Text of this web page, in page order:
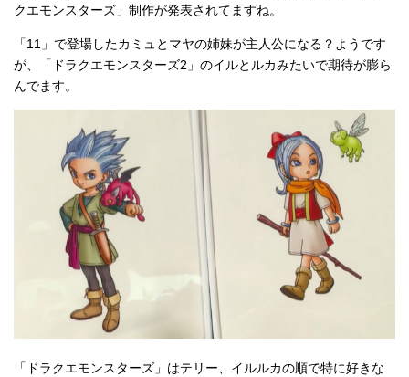
クエモンスターズ」制作が発表されてますね。
「11」で登場したカミュとマヤの姉妹が主人公になる？ようです
が、「ドラクエモンスターズ2」のイルとルカみたいで期待が膨ら
んでます。
「ドラクエモンスターズ」はテリー、イルルカの順で特に好きな